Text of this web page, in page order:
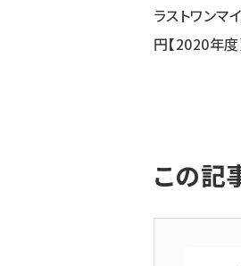
ラストワン
円【2020年度
この記